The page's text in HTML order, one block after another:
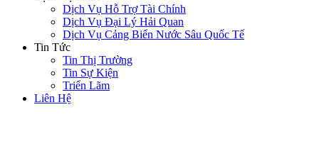
Dịch Vụ Hỗ Trợ Tài Chính
Dịch Vụ Đại Lý Hải Quan
Dịch Vụ Cảng Biển Nước Sâu Quốc Tế
Tin Tức
Tin Thị Trường
Tin Sự Kiện
Triển Lãm
Liên Hệ